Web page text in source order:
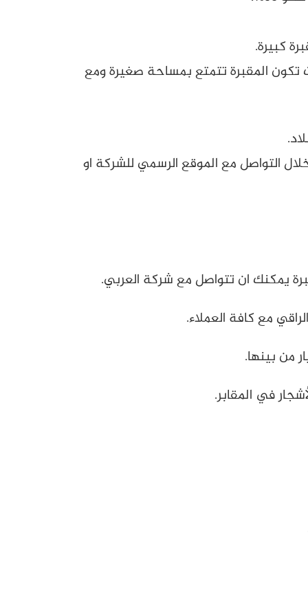
كبيرة.
تكون المقبرة تتمتع بمساحة صغيرةومع
التواصل مع الموقع الرسمي للشركة او
يمكنك ان تتواصل مع شركة العربي.
مع كافة العملاء.
من بينها.
في المقابر.